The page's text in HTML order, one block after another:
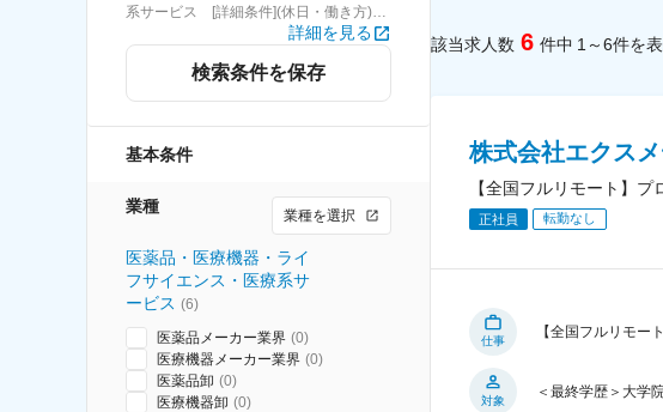
系サービス [詳細条件](休日・働き方)土
詳細を見る
検索条件を保存
基本条件
業種 業種を選択
医薬品・医療機器・ライ
フサイエンス・医療系サ
ービス (6)
医薬品メーカー業界 (0)
医療機器メーカー業界 (0)
医薬品卸 (0)
医療機器卸 (0)
該当求人数 6 件中 1～6件を
株式会社エクス
【全国フルリモート】
正社員 転勤なし
仕事
【全国フルリモ
対象
＜最終学歴＞大学